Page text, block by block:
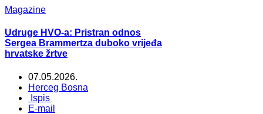
Magazine
Udruge HVO-a: Pristran odnos
Sergea Brammertza duboko vrijeđa
hrvatske žrtve
07.05.2026.
Herceg Bosna
Ispis
E-mail